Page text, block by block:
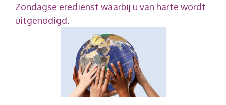
Zondagse eredienst waarbij u van harte wordt
uitgenodigd.